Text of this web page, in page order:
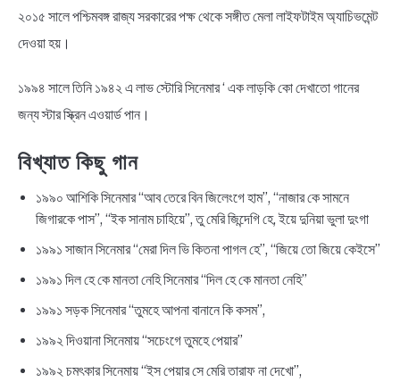
২০১৫ সালে পশ্চিমবঙ্গ রাজ্য সরকারের পক্ষ থেকে সঙ্গীত মেলা লাইফটাইম অ্যাচিভমেন্ট
দেওয়া হয়।
১৯৯৪ সালে তিনি ১৯৪২ এ লাভ স্টোরি সিনেমার ‘ এক লাড়কি কো দেখাতো গানের
জন্য স্টার স্ক্রিন এওয়ার্ড পান।
বিখ্যাত কিছু গান
১৯৯০ আশিকি সিনেমার “আব তেরে বিন জিলেংগে হাম”, “নাজার কে সামনে
জিগারকে পাস”, “ইক সানাম চাহিয়ে”, তু মেরি জিন্দেগি হে, ইয়ে দুনিয়া ভুলা দুংগা
১৯৯১ সাজান সিনেমার “মেরা দিল ভি কিতনা পাগল হে”, “জিয়ে তো জিয়ে কেইসে”
১৯৯১ দিল হে কে মানতা নেহি সিনেমার “দিল হে কে মানতা নেহি”
১৯৯১ সড়ক সিনেমার “তুমহে আপনা বানানে কি কসম”,
১৯৯২ দিওয়ানা সিনেমায় “সচেংগে তুমহে পেয়ার”
১৯৯২ চমৎকার সিনেমায় “ইস পেয়ার সে মেরি তারাফ না দেখো”,